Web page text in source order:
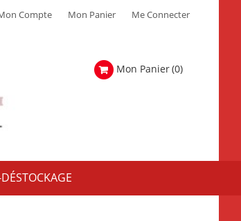
Compte Mon Panier Me Connecter
Mon Panier(0)